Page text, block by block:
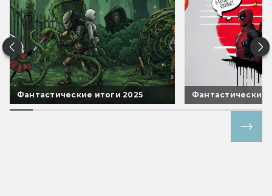
Фантастические итоги 2025 Фантастические